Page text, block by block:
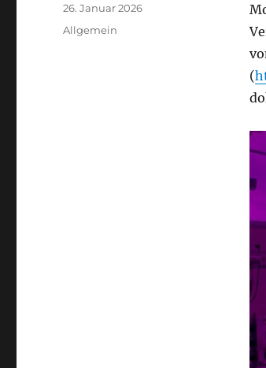
(
Veröffentlicht
am
26. Januar 2026
Kategorien
Allgemein